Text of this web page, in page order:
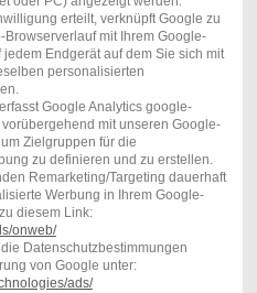
erteilt, verknüpft Google zu
mit Ihrem Google-
Endgerät auf dem Sie sich mit
personalisierten
Google Analytics google-
mit unseren Google-
Zielgruppen für die
zu definieren und zu erstellen.
Remarketing/Targeting dauerhaft
Werbung in Ihrem Google-
diesem Link:
onweb/
Datenschutzbestimmungen
von Google unter:
ads/